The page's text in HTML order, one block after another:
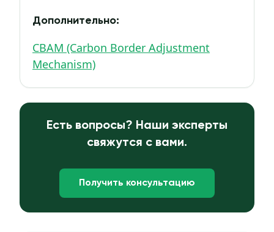
Дополнительно:
CBAM (Carbon Border Adjustment
Mechanism)
Есть вопросы? Наши эксперты
свяжутся с вами.
Получить консультацию